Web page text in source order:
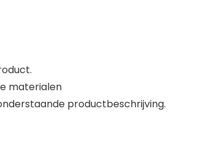
materialen
productbeschrijving.